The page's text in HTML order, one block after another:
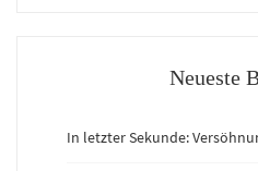
Neueste
In letzter Sekunde: